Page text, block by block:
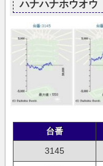
ハナハナホウオウ
台番
3145